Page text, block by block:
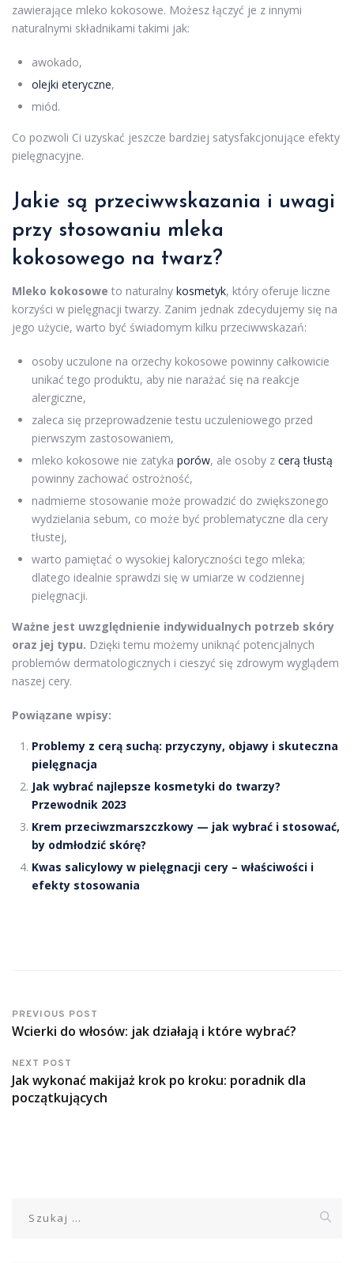
zawierające mleko kokosowe. Możesz łączyć je z innymi
naturalnymi składnikami takimi jak:
awokado,
olejki eteryczne,
miód.
Co pozwoli Ci uzyskać jeszcze bardziej satysfakcjonujące efekty
pielęgnacyjne.
Jakie są przeciwwskazania i uwagi
przy stosowaniu mleka
kokosowego na twarz?
Mleko kokosowe to naturalny kosmetyk, który oferuje liczne
korzyści w pielęgnacji twarzy. Zanim jednak zdecydujemy się na
jego użycie, warto być świadomym kilku przeciwwskazań:
osoby uczulone na orzechy kokosowe powinny całkowicie
unikać tego produktu, aby nie narażać się na reakcje
alergiczne,
zaleca się przeprowadzenie testu uczuleniowego przed
pierwszym zastosowaniem,
mleko kokosowe nie zatyka porów, ale osoby z cerą tłustą
powinny zachować ostrożność,
nadmierne stosowanie może prowadzić do zwiększonego
wydzielania sebum, co może być problematyczne dla cery
tłustej,
warto pamiętać o wysokiej kaloryczności tego mleka;
dlatego idealnie sprawdzi się w umiarze w codziennej
pielęgnacji.
Ważne jest uwzględnienie indywidualnych potrzeb skóry
oraz jej typu. Dzięki temu możemy uniknąć potencjalnych
problemów dermatologicznych i cieszyć się zdrowym wyglądem
naszej cery.
Powiązane wpisy:
Problemy z cerą suchą: przyczyny, objawy i skuteczna
pielęgnacja
Jak wybrać najlepsze kosmetyki do twarzy?
Przewodnik 2023
Krem przeciwzmarszczkowy — jak wybrać i stosować,
by odmłodzić skórę?
Kwas salicylowy w pielęgnacji cery – właściwości i
efekty stosowania
PREVIOUS POST
Wcierki do włosów: jak działają i które wybrać?
NEXT POST
Jak wykonać makijaż krok po kroku: poradnik dla
początkujących